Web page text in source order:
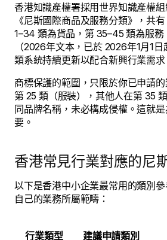
香港知識產權署採用世界知識產權
《尼斯國際商品及服務分類》，共
1–34 類為貨品，第 35–45 類為服
（2026年文本，已於 2026年1月1
類系統持續更新以配合新興行業需求
商標保護的範圍，只限於你已申請
第 25 類（服裝），其他人在第 35
同品牌名稱，未必構成侵權。這就
要。
香港常見行業對應的尼
以下是香港中小企業最常用的類別
自己的業務所屬範疇：
行業類型 建議申請類別